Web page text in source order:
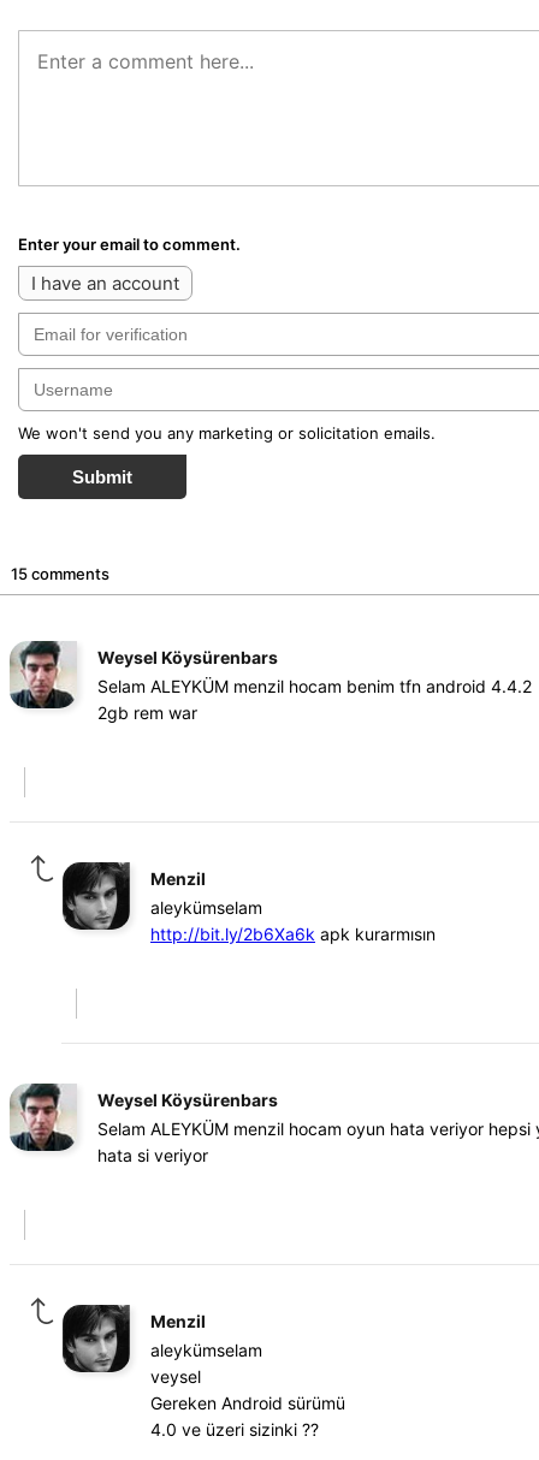
Enter your email to comment.
I have an account
We won't send you any marketing or solicitation emails.
Submit
15 comments
Weysel Köysürenbars
Selam ALEYKÜM menzil hocam benim tfn android 4.4.2
2gb rem war
Menzil
aleykümselam
http://bit.ly/2b6Xa6k apk kurarmısın
Weysel Köysürenbars
Selam ALEYKÜM menzil hocam oyun hata veriyor
hata si veriyor
Menzil
aleykümselam
veysel
Gereken Android sürümü
4.0 ve üzeri sizinki ??